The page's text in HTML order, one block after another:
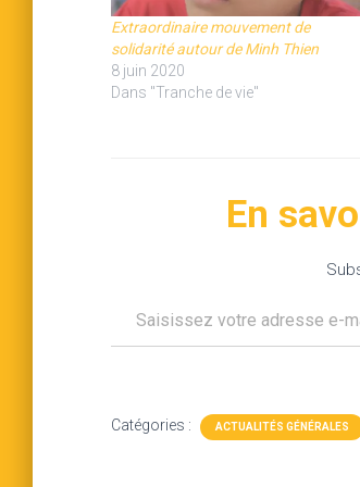
Extraordinaire mouvement de
solidarité autour de Minh Thien
8 juin 2020
Dans "Tranche de vie"
En
Catégories : ACTUALITÉS GÉNÉRALES